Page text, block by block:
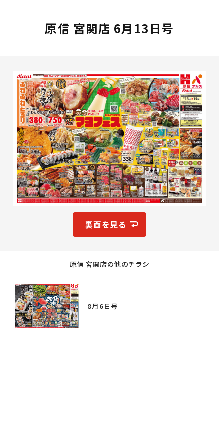
原信 宮関店 6月13日号
裏面を見る
原信 宮関店の他のチラシ
8月6日号